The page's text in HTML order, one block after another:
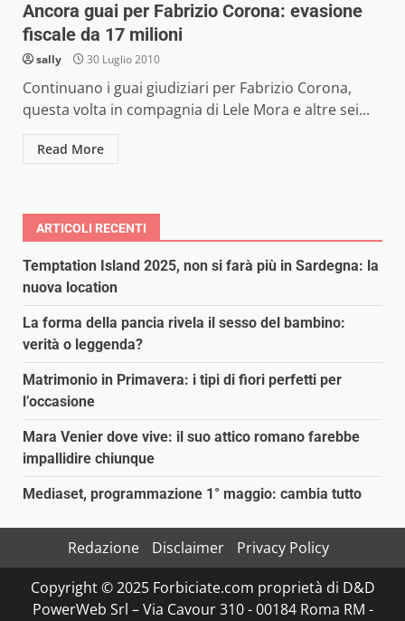
Ancora guai per Fabrizio Corona: evasione
fiscale da 17 milioni
sally 30 Luglio 2010
Continuano i guai giudiziari per Fabrizio Corona,
questa volta in compagnia di Lele Mora e altre sei...
Read More
ARTICOLI RECENTI
Temptation Island 2025, non si farà più in Sardegna: la
nuova location
La forma della pancia rivela il sesso del bambino:
verità o leggenda?
Matrimonio in Primavera: i tipi di fiori perfetti per
l’occasione
Mara Venier dove vive: il suo attico romano farebbe
impallidire chiunque
Mediaset, programmazione 1° maggio: cambia tutto
Redazione Disclaimer
Privacy Policy
Copyright © 2025 Forbiciate.com proprietà di D&D
PowerWeb Srl – Via Cavour 310 - 00184 Roma RM -